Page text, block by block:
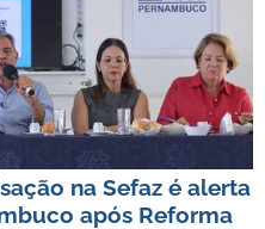
na Sefaz é alerta
após Reforma